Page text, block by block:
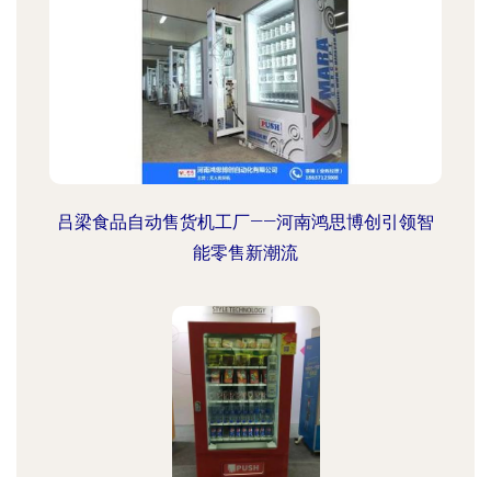
吕梁食品自动售货机工厂——河南鸿思博创引领智
能零售新潮流